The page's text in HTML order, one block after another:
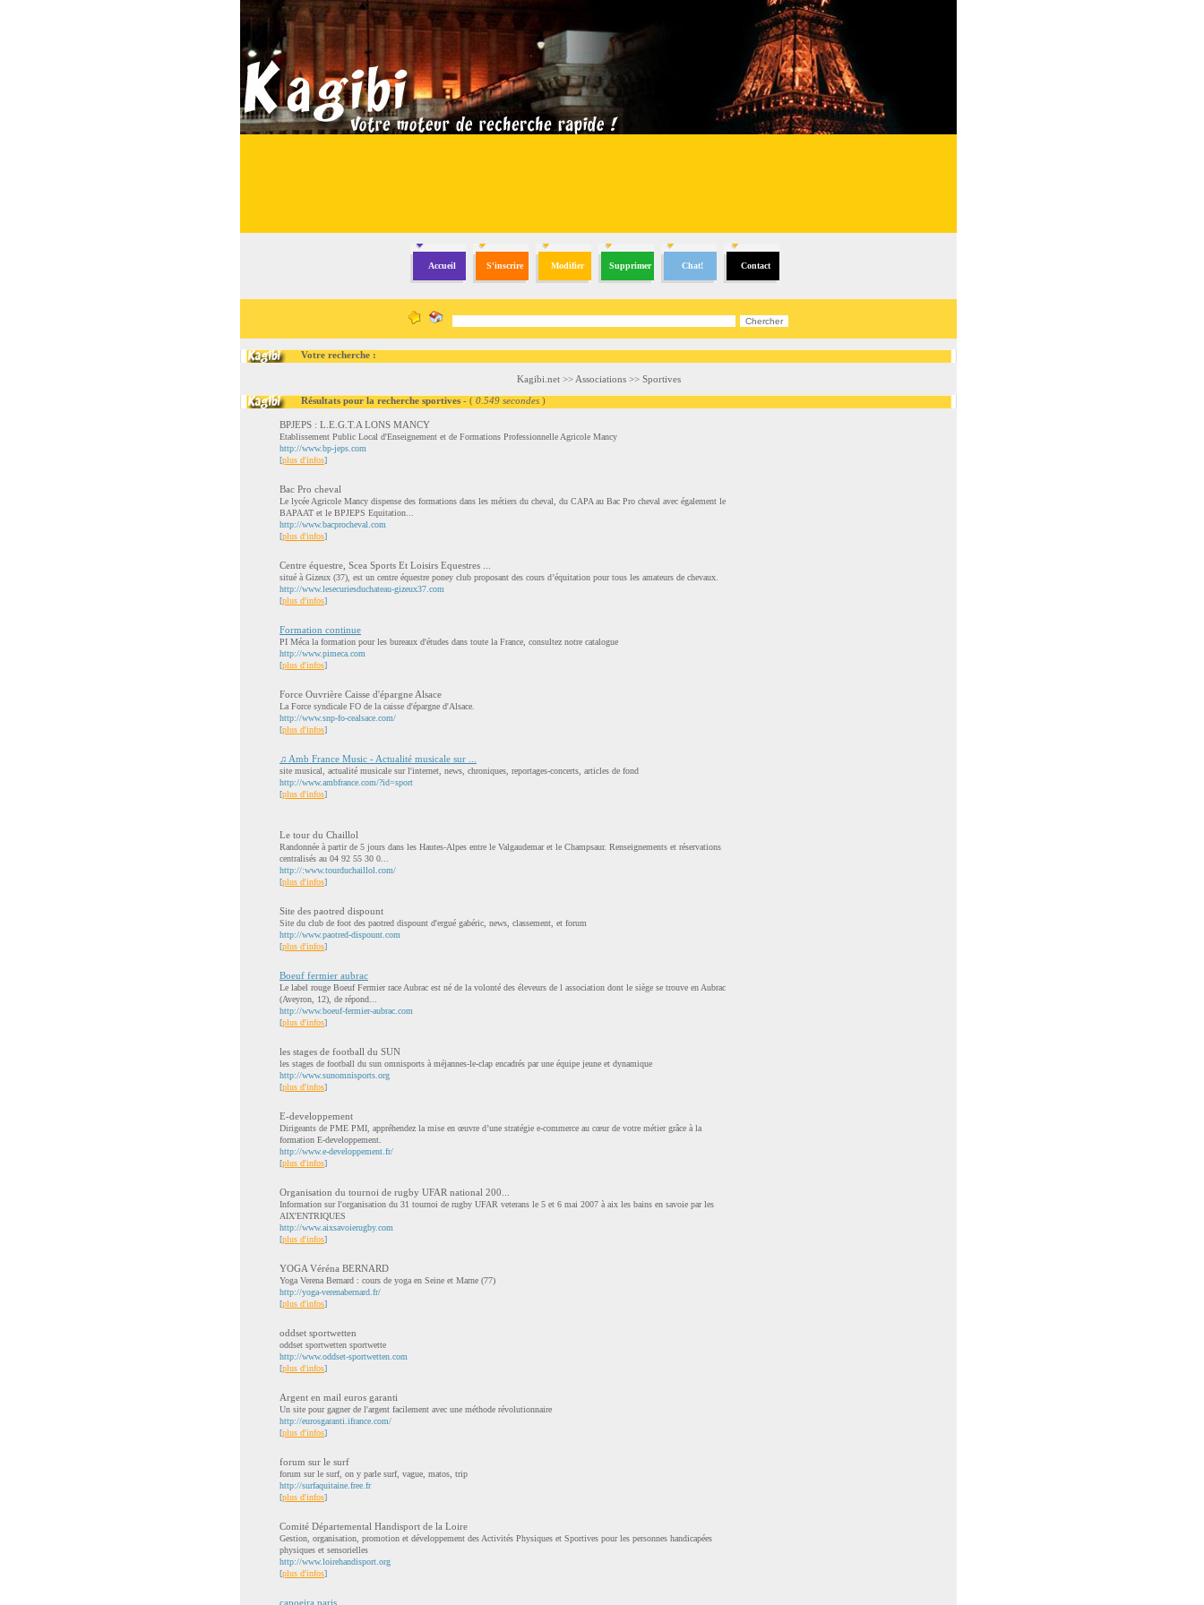
Accueil S'inscrire Modifier Supprimer Chat! Contact
Votre recherche :
Kagibi.net>> Associations>> Sportives
Résultats pour la recherche sportives - ( 0.549 secondes )
BPJEPS : L.E.G.T.A LONS MANCY
Etablissement Public Local d'Enseignement et de Formations Professionnelle Agricole Mancy
http://www.bp-jeps.com
[plus d'infos]
Bac Pro cheval
Le lycée Agricole Mancy dispense des formations dans les métiers du cheval, du CAPA au Bac Pro cheval avec également le
BAPAAT et le BPJEPS Equitation...
http://www.bacprocheval.com
[plus d'infos]
Centre équestre, Scea Sports Et Loisirs Equestres ...
situé à Gizeux (37), est un centre équestre poney club proposant des cours d’équitation pour tous les amateurs de chevaux.
http://www.lesecuriesduchateau-gizeux37.com
[plus d'infos]
Formation continue
PI Méca la formation pour les bureaux d'études dans toute la France, consultez notre catalogue
http://www.pimeca.com
[plus d'infos]
Force Ouvrière Caisse d'épargne Alsace
La Force syndicale FO de la caisse d'épargne d'Alsace.
http://www.snp-fo-cealsace.com/
[plus d'infos]
♫ Amb France Music - Actualité musicale sur ...
site musical, actualité musicale sur l'internet, news, chroniques, reportages-concerts, articles de fond
http://www.ambfrance.com/?id=sport
[plus d'infos]
Le tour du Chaillol
Randonnée à partir de 5 jours dans les Hautes-Alpes entre le Valgaudemar et le Champsaur. Renseignements et réservations
centralisés au 04 92 55 30 0...
http://:www.tourduchaillol.com/
[plus d'infos]
Site des paotred dispount
Site du club de foot des paotred dispount d'ergué gabéric, news, classement, et forum
http://www.paotred-dispount.com
[plus d'infos]
Boeuf fermier aubrac
Le label rouge Boeuf Fermier race Aubrac est né de la volonté des éleveurs de l association dont le siège se trouve en Aubrac
(Aveyron, 12), de répond...
http://www.boeuf-fermier-aubrac.com
[plus d'infos]
les stages de football du SUN
les stages de football du sun omnisports à méjannes-le-clap encadrés par une équipe jeune et dynamique
http://www.sunomnisports.org
[plus d'infos]
E-developpement
Dirigeants de PME PMI, appréhendez la mise en œuvre d’une stratégie e-commerce au cœur de votre métier grâce à la
formation E-developpement.
http://www.e-developpement.fr/
[plus d'infos]
Organisation du tournoi de rugby UFAR national 200...
Information sur l'organisation du 31 tournoi de rugby UFAR veterans le 5 et 6 mai 2007 à aix les bains en savoie par les
AIX'ENTRIQUES
http://www.aixsavoierugby.com
[plus d'infos]
YOGA Véréna BERNARD
Yoga Verena Bernard : cours de yoga en Seine et Marne (77)
http://yoga-verenabernard.fr/
[plus d'infos]
oddset sportwetten
oddset sportwetten sportwette
http://www.oddset-sportwetten.com
[plus d'infos]
Argent en mail euros garanti
Un site pour gagner de l'argent facilement avec une méthode révolutionnaire
http://eurosgaranti.ifrance.com/
[plus d'infos]
forum sur le surf
forum sur le surf, on y parle surf, vague, matos, trip
http://surfaquitaine.free.fr
[plus d'infos]
Comité Départemental Handisport de la Loire
Gestion, organisation, promotion et développement des Activités Physiques et Sportives pour les personnes handicapées
physiques et sensorielles
http://www.loirehandisport.org
[plus d'infos]
capoeira paris